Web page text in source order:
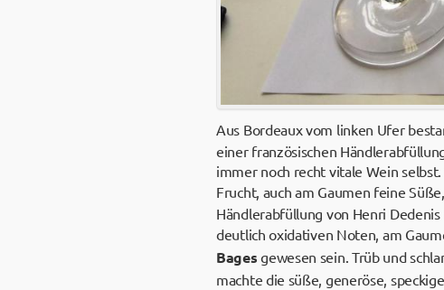
Aus Bordeaux vom linken Ufer
einer französischen
immer noch recht vitale Wein
Frucht, auch am Gaumen feine
Händlerabfüllung von Henri
deutlich oxidativen Noten, am
Bages gewesen sein. Trüb und
machte die süße, generöse,